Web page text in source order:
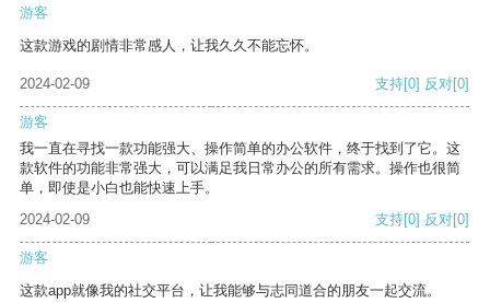
游客
这款游戏的剧情非常感人，让我久久不能忘怀。
2024-02-09 支持[0] 反对[0]
游客
我一直在寻找一款功能强大、操作简单的办公软件，终于找到了它。这
款软件的功能非常强大，可以满足我日常办公的所有需求。操作也很简
单，即使是小白也能快速上手。
2024-02-09
支持[0] 反对[0]
游客
这款app就像我的社交平台，让我能够与志同道合的朋友一起交流。